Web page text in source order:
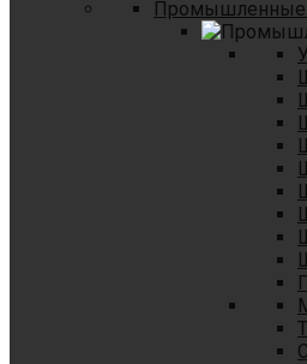
Промышленные